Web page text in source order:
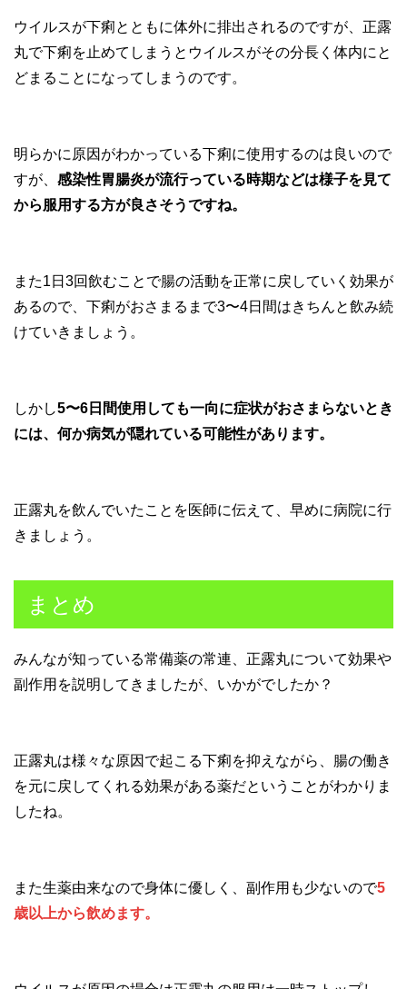
ウイルスが下痢とともに体外に排出されるのですが、正露
丸で下痢を止めてしまうとウイルスがその分長く体内にと
どまることになってしまうのです。
明らかに原因がわかっている下痢に使用するのは良いので
すが、 感染性胃腸炎が流行っている時期などは様子を見て
から服用する方が良さそうですね。
また1日3回飲むことで腸の活動を正常に戻していく効果が
あるので、下痢がおさまるまで3〜4日間はきちんと飲み続
けていきましょう。
しかし5〜6日間使用しても一向に症状がおさまらないとき
には、何か病気が隠れている可能性があります。
正露丸を飲んでいたことを医師に伝えて、早めに病院に行
きましょう。
まとめ
みんなが知っている常備薬の常連、正露丸について効果や
副作用を説明してきましたが、いかがでしたか？
正露丸は様々な原因で起こる下痢を抑えながら、腸の働き
を元に戻してくれる効果がある薬だということがわかりま
したね。
また生薬由来なので身体に優しく、副作用も少ないので5
歳以上から飲めます。